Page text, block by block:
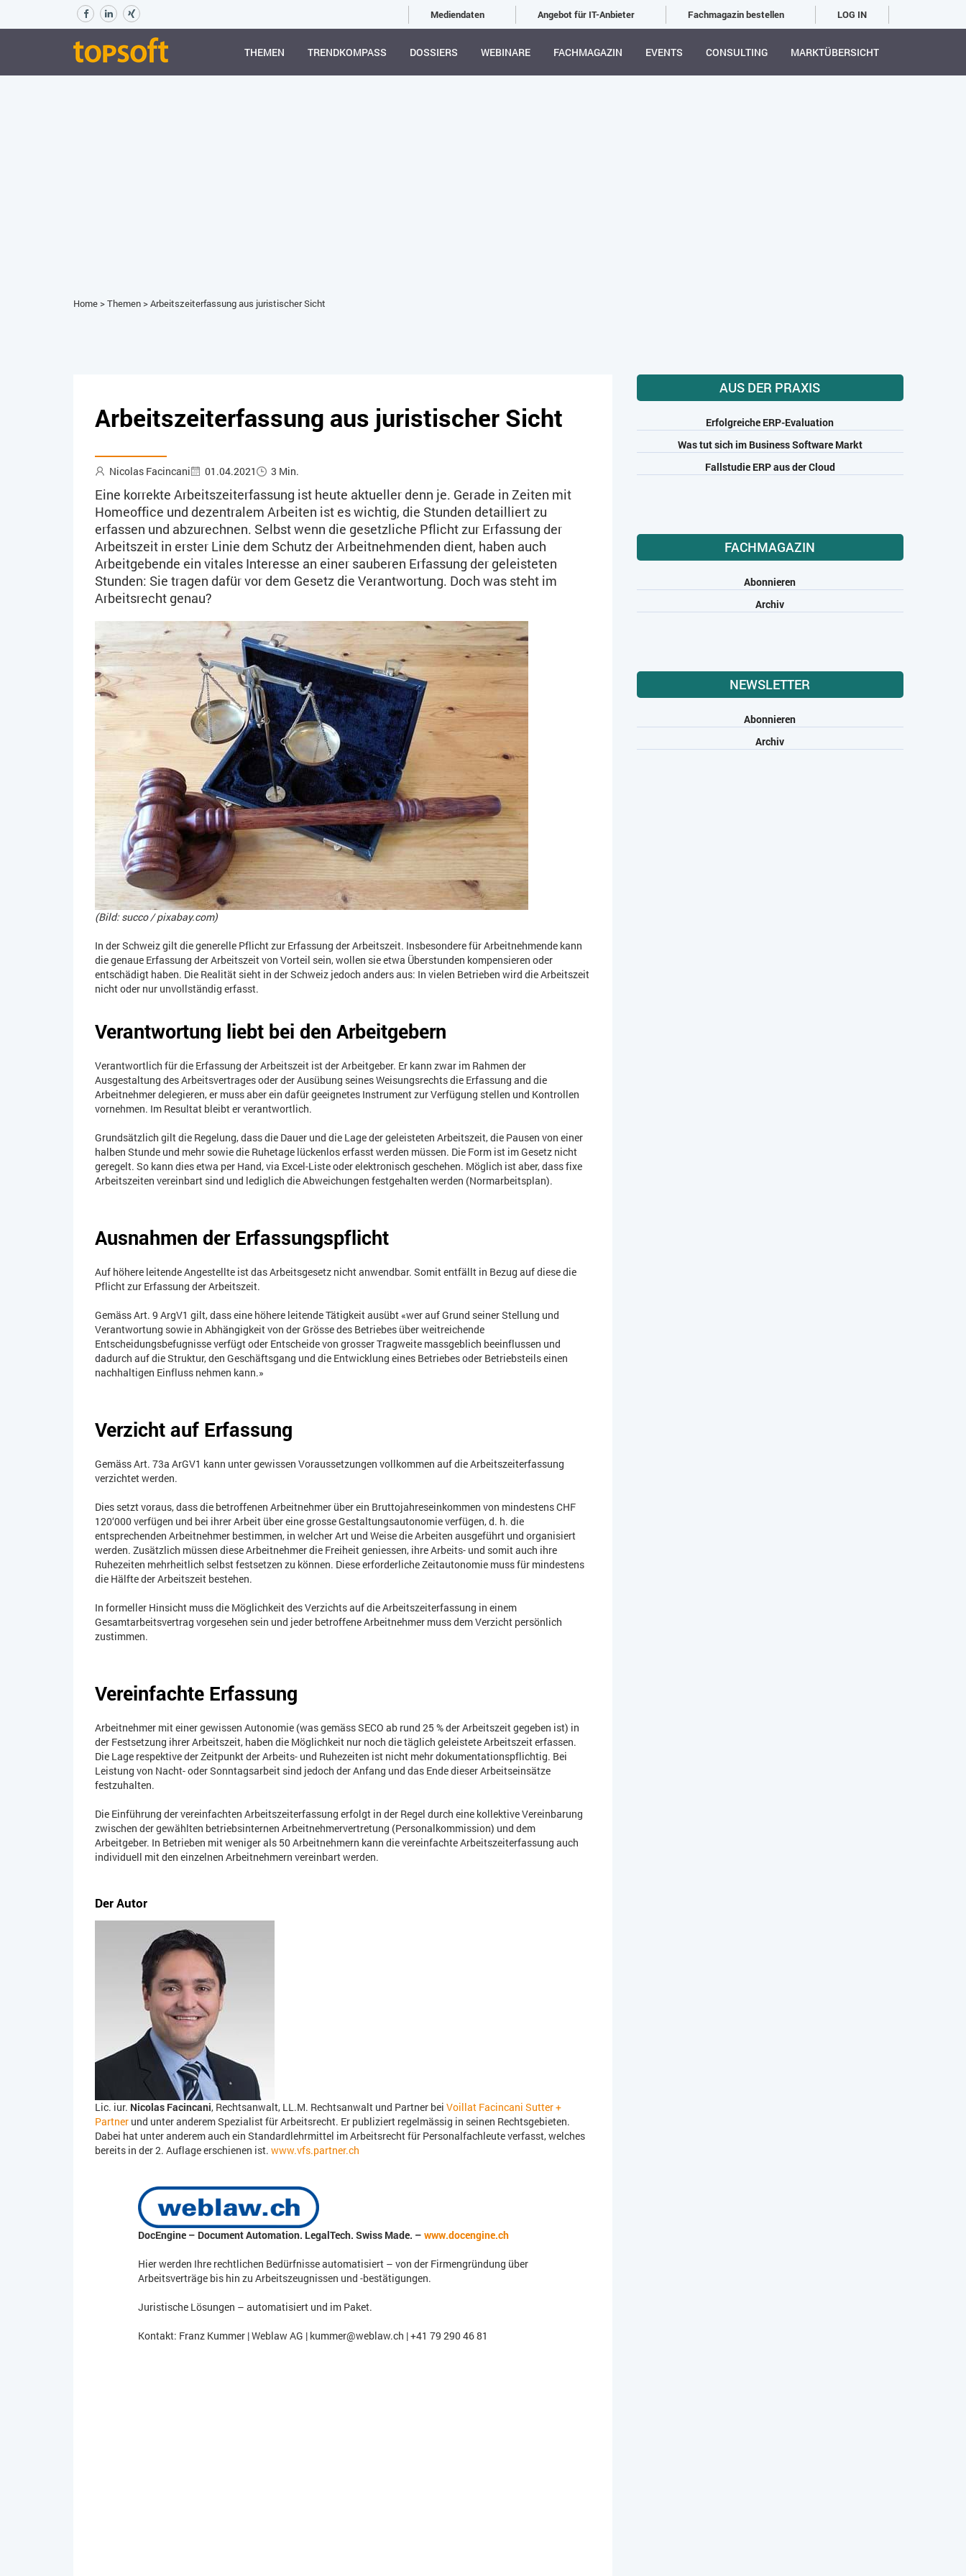
Mediendaten Angebot für IT-Anbieter Fachmagazin bestellen LOG IN
THEMEN TRENDKOMPASS DOSSIERS WEBINARE FACHMAGAZIN EVENTS CONSULTING MARKTÜBERSICHT
Home>Themen>Arbeitszeiterfassung aus juristischer Sicht
Arbeitszeiterfassung aus juristischer Sicht
Nicolas Facincani 01.04.2021 3 Min.
Eine korrekte Arbeitszeiterfassung ist heute aktueller denn je. Gerade in Zeiten mit
Homeoffice und dezentralem Arbeiten ist es wichtig, die Stunden detailliert zu
erfassen und abzurechnen. Selbst wenn die gesetzliche Pflicht zur Erfassung der
Arbeitszeit in erster Linie dem Schutz der Arbeitnehmenden dient, haben auch
Arbeitgebende ein vitales Interesse an einer sauberen Erfassung der geleisteten
Stunden: Sie tragen dafür vor dem Gesetz die Verantwortung. Doch was steht im
Arbeitsrecht genau?
(Bild: succo / pixabay.com)
In der Schweiz gilt die generelle Pflicht zur Erfassung der Arbeitszeit. Insbesondere für Arbeitnehmende kann
die genaue Erfassung der Arbeitszeit von Vorteil sein, wollen sie etwa Überstunden kompensieren oder
entschädigt haben. Die Realität sieht in der Schweiz jedoch anders aus: In vielen Betrieben wird die Arbeitszeit
nicht oder nur unvollständig erfasst.
Verantwortung liebt bei den Arbeitgebern
Verantwortlich für die Erfassung der Arbeitszeit ist der Arbeitgeber. Er kann zwar im Rahmen der
Ausgestaltung des Arbeitsvertrages oder der Ausübung seines Weisungsrechts die Erfassung and die
Arbeitnehmer delegieren, er muss aber ein dafür geeignetes Instrument zur Verfügung stellen und Kontrollen
vornehmen. Im Resultat bleibt er verantwortlich.
Grundsätzlich gilt die Regelung, dass die Dauer und die Lage der geleisteten Arbeitszeit, die Pausen von einer
halben Stunde und mehr sowie die Ruhetage lückenlos erfasst werden müssen. Die Form ist im Gesetz nicht
geregelt. So kann dies etwa per Hand, via Excel-Liste oder elektronisch geschehen. Möglich ist aber, dass fixe
Arbeitszeiten vereinbart sind und lediglich die Abweichungen festgehalten werden (Normarbeitsplan).
Ausnahmen der Erfassungspflicht
Auf höhere leitende Angestellte ist das Arbeitsgesetz nicht anwendbar. Somit entfällt in Bezug auf diese die
Pflicht zur Erfassung der Arbeitszeit.
Gemäss Art. 9 ArgV1 gilt, dass eine höhere leitende Tätigkeit ausübt «wer auf Grund seiner Stellung und
Verantwortung sowie in Abhängigkeit von der Grösse des Betriebes über weitreichende
Entscheidungsbefugnisse verfügt oder Entscheide von grosser Tragweite massgeblich beeinflussen und
dadurch auf die Struktur, den Geschäftsgang und die Entwicklung eines Betriebes oder Betriebsteils einen
nachhaltigen Einfluss nehmen kann.»
Verzicht auf Erfassung
Gemäss Art. 73a ArGV1 kann unter gewissen Voraussetzungen vollkommen auf die Arbeitszeiterfassung
verzichtet werden.
Dies setzt voraus, dass die betroffenen Arbeitnehmer über ein Bruttojahreseinkommen von mindestens CHF
120‘000 verfügen und bei ihrer Arbeit über eine grosse Gestaltungsautonomie verfügen, d. h. die
entsprechenden Arbeitnehmer bestimmen, in welcher Art und Weise die Arbeiten ausgeführt und organisiert
werden. Zusätzlich müssen diese Arbeitnehmer die Freiheit geniessen, ihre Arbeits- und somit auch ihre
Ruhezeiten mehrheitlich selbst festsetzen zu können. Diese erforderliche Zeitautonomie muss für mindestens
die Hälfte der Arbeitszeit bestehen.
In formeller Hinsicht muss die Möglichkeit des Verzichts auf die Arbeitszeiterfassung in einem
Gesamtarbeitsvertrag vorgesehen sein und jeder betroffene Arbeitnehmer muss dem Verzicht persönlich
zustimmen.
Vereinfachte Erfassung
Arbeitnehmer mit einer gewissen Autonomie (was gemäss SECO ab rund 25 % der Arbeitszeit gegeben ist) in
der Festsetzung ihrer Arbeitszeit, haben die Möglichkeit nur noch die täglich geleistete Arbeitszeit erfassen.
Die Lage respektive der Zeitpunkt der Arbeits- und Ruhezeiten ist nicht mehr dokumentationspflichtig. Bei
Leistung von Nacht- oder Sonntagsarbeit sind jedoch der Anfang und das Ende dieser Arbeitseinsätze
festzuhalten.
Die Einführung der vereinfachten Arbeitszeiterfassung erfolgt in der Regel durch eine kollektive Vereinbarung
zwischen der gewählten betriebsinternen Arbeitnehmervertretung (Personalkommission) und dem
Arbeitgeber. In Betrieben mit weniger als 50 Arbeitnehmern kann die vereinfachte Arbeitszeiterfassung auch
individuell mit den einzelnen Arbeitnehmern vereinbart werden.
Der Autor
Lic. iur. Nicolas Facincani, Rechtsanwalt, LL.M. Rechtsanwalt und Partner bei Voillat Facincani Sutter +
Partner und unter anderem Spezialist für Arbeitsrecht. Er publiziert regelmässig in seinen Rechtsgebieten.
Dabei hat unter anderem auch ein Standardlehrmittel im Arbeitsrecht für Personalfachleute verfasst, welches
bereits in der 2. Auflage erschienen ist. www.vfs.partner.ch
DocEngine – Document Automation. LegalTech. Swiss Made. – www.docengine.ch
Hier werden Ihre rechtlichen Bedürfnisse automatisiert – von der Firmengründung über
Arbeitsverträge bis hin zu Arbeitszeugnissen und -bestätigungen.
Juristische Lösungen – automatisiert und im Paket.
Kontakt: Franz Kummer | Weblaw AG | kummer@weblaw.ch | +41 79 290 46 81
AUS DER PRAXIS
Erfolgreiche ERP-Evaluation
Was tut sich im Business Software Markt
Fallstudie ERP aus der Cloud
FACHMAGAZIN
Abonnieren
Archiv
NEWSLETTER
Abonnieren
Archiv